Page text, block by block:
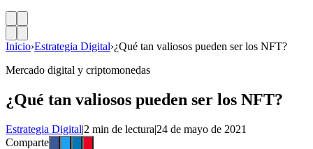
Inicio›Estrategia Digital›¿Qué tan valiosos pueden ser los NFT?
Mercado digital y criptomonedas
¿Qué tan valiosos pueden ser los NFT?
Estrategia Digital|2 min de lectura|24 de mayo de 2021
Comparte